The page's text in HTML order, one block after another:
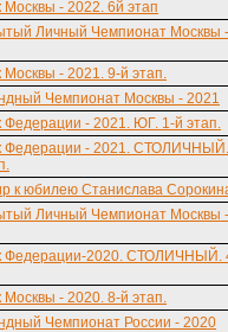
Москвы - 2022. 6й этап
Личный Чемпионат Москвы -
Москвы - 2021. 9-й этап.
Чемпионат Москвы - 2021
Федерации - 2021. ЮГ. 1-й этап.
Федерации - 2021.
к юбилею Станислава
Личный Чемпионат Москвы -
Федерации-2020. СТОЛИЧНЫЙ.
Москвы - 2020. 8-й этап.
Чемпионат России - 2020